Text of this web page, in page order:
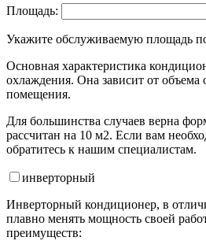
Площадь:
Укажите обслуживаемую площадь
Основная характеристика
охлаждения. Она зависит от объема
помещения.
Для большинства случаев верна
рассчитан на 10 м2. Если вам
обратитесь к нашим специалистам.
инверторный
Инверторный кондиционер, в
плавно менять мощность своей
преимуществ: